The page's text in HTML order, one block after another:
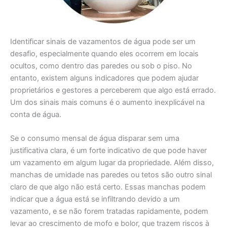
Identificar sinais de vazamentos de água pode ser um
desafio, especialmente quando eles ocorrem em locais
ocultos, como dentro das paredes ou sob o piso. No
entanto, existem alguns indicadores que podem ajudar
proprietários e gestores a perceberem que algo está errado.
Um dos sinais mais comuns é o aumento inexplicável na
conta de água.
Se o consumo mensal de água disparar sem uma
justificativa clara, é um forte indicativo de que pode haver
um vazamento em algum lugar da propriedade. Além disso,
manchas de umidade nas paredes ou tetos são outro sinal
claro de que algo não está certo. Essas manchas podem
indicar que a água está se infiltrando devido a um
vazamento, e se não forem tratadas rapidamente, podem
levar ao crescimento de mofo e bolor, que trazem riscos à